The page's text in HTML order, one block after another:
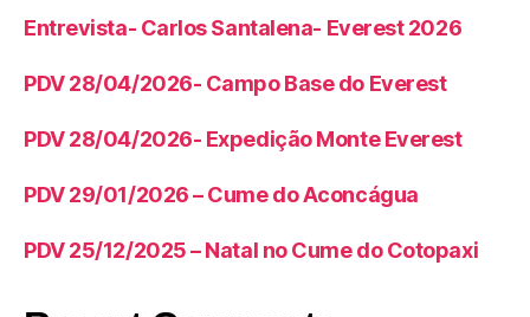
Entrevista- Carlos Santalena- Everest 2026
PDV 28/04/2026- Campo Base do Everest
PDV 28/04/2026- Expedição Monte Everest
PDV 29/01/2026 – Cume do Aconcágua
PDV 25/12/2025 – Natal no Cume do Cotopaxi